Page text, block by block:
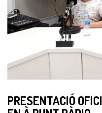
PRESENTACIÓ